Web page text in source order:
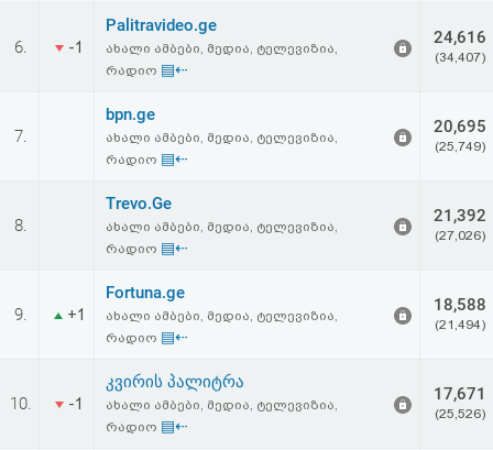
სალიცენზიო
შეთანხმება
პასუხისმგებლობის
უარყოფა
6. -1
Palitravideo.ge
ახალი ამბები, მედია, ტელევიზია,
რადიო ▤⇠
24,616
(34,407)
7.
bpn.ge
ახალი ამბები, მედია, ტელევიზია,
რადიო ▤⇠
20,695
(25,749)
8.
Trevo.Ge
ახალი ამბები, მედია, ტელევიზია,
რადიო ▤⇠
21,392
(27,026)
9. +1
Fortuna.ge
ახალი ამბები, მედია, ტელევიზია,
რადიო ▤⇠
18,588
(21,494)
10. -1
კვირის პალიტრა
ახალი ამბები, მედია, ტელევიზია,
რადიო ▤⇠
17,671
(25,526)